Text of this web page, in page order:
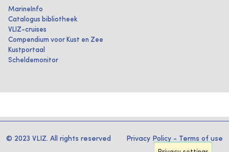
MarineInfo
Catalogus bibliotheek
VLIZ-cruises
Compendium voor Kust en Zee
Kustportaal
Scheldemonitor
© 2023 VLIZ. All rights reserved Privacy Policy - Terms of use